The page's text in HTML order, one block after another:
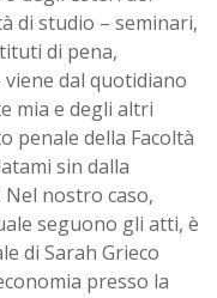
di studio – seminari,
di pena,
dal quotidiano
mia e degli altri
penale della Facoltà
sin dalla
Nel nostro caso,
seguono gli atti, è
di Sarah Grieco
presso la